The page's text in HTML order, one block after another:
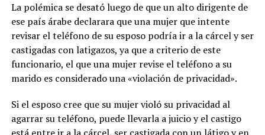
La polémica se desató luego de que un alto dirigente de
ese país árabe declarara que una mujer que intente
revisar el teléfono de su esposo podría ir a la cárcel y ser
castigadas con latigazos, ya que a criterio de este
funcionario, el que una mujer revise el teléfono a su
marido es considerado una «violación de privacidad».
Si el esposo cree que su mujer violó su privacidad al
agarrar su teléfono, puede llevarla a juicio y el castigo